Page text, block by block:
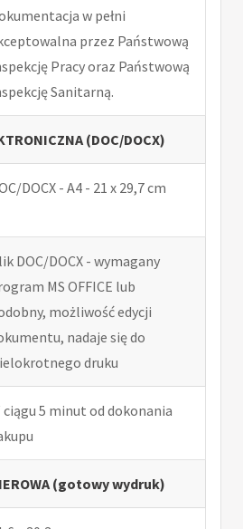
w pełni
przez Państwową
Pracy oraz Państwową
Sanitarną.
(DOC/DOCX)
DOCX - A4 - 21 x 29,7 cm
DOC/DOCX - wymagany
MS OFFICE lub
możliwość edycji
nadaje się do
druku
ciągu 5 minut od dokonania
(gotowy wydruk)